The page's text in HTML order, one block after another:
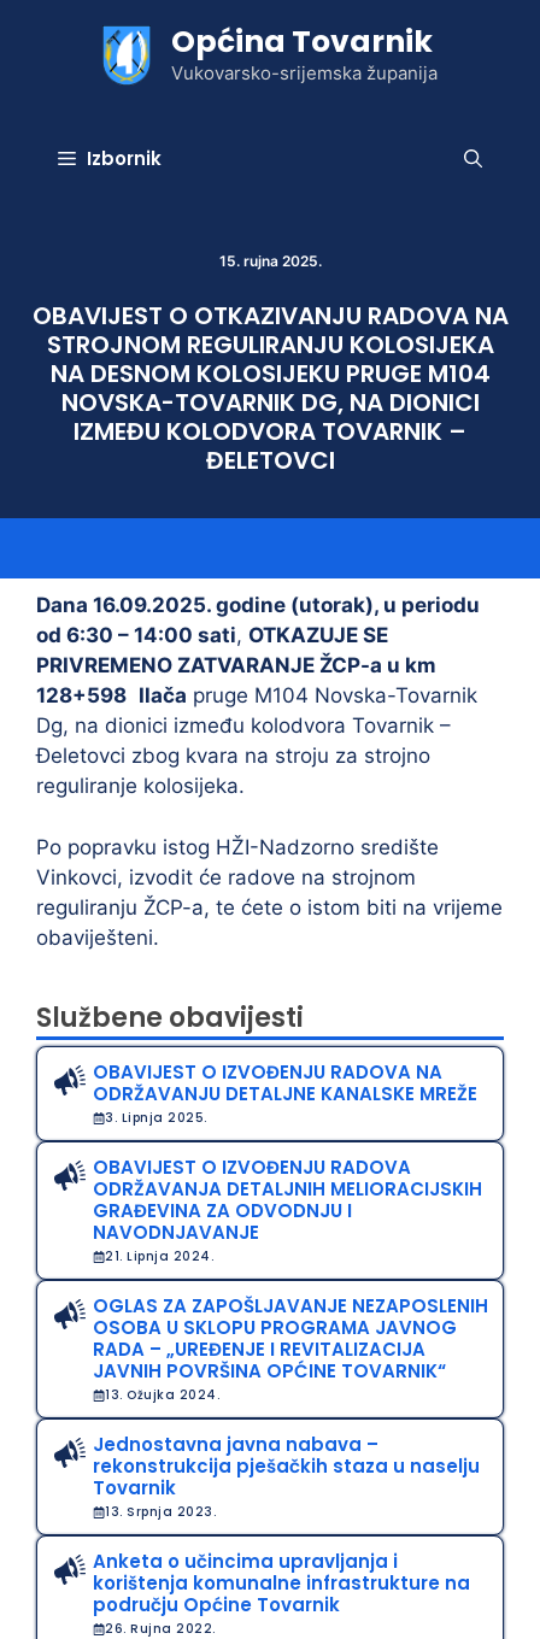
Općina Tovarnik
Vukovarsko-srijemska županija
Izbornik
15. rujna 2025.
OBAVIJEST O OTKAZIVANJU RADOVA NA
STROJNOM REGULIRANJU KOLOSIJEKA
NA DESNOM KOLOSIJEKU PRUGE M104
NOVSKA-TOVARNIK DG, NA DIONICI
IZMEĐU KOLODVORA TOVARNIK –
ĐELETOVCI
Dana 16.09.2025. godine (utorak), u periodu
od 6:30 – 14:00 sati, OTKAZUJE SE
PRIVREMENO ZATVARANJE ŽCP-a u km
128+598 Ilača pruge M104 Novska-Tovarnik
Dg, na dionici između kolodvora Tovarnik –
Đeletovci zbog kvara na stroju za strojno
reguliranje kolosijeka.
Po popravku istog HŽI-Nadzorno središte
Vinkovci, izvodit će radove na strojnom
reguliranju ŽCP-a, te ćete o istom biti na vrijeme
obaviješteni.
Službene obavijesti
OBAVIJEST O IZVOĐENJU RADOVA NA
ODRŽAVANJU DETALJNE KANALSKE MREŽE
3. Lipnja 2025.
OBAVIJEST O IZVOĐENJU RADOVA
ODRŽAVANJA DETALJNIH MELIORACIJSKIH
GRAĐEVINA ZA ODVODNJU I
NAVODNJAVANJE
21. Lipnja 2024.
OGLAS ZA ZAPOŠLJAVANJE NEZAPOSLENIH
OSOBA U SKLOPU PROGRAMA JAVNOG
RADA – „UREĐENJE I REVITALIZACIJA
JAVNIH POVRŠINA OPĆINE TOVARNIK“
13. Ožujka 2024.
Jednostavna javna nabava –
rekonstrukcija pješačkih staza u naselju
Tovarnik
13. Srpnja 2023.
Anketa o učincima upravljanja i
korištenja komunalne infrastrukture na
području Općine Tovarnik
26. Rujna 2022.